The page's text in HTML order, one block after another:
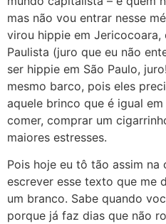
mas não vou entrar nesse
virou hippie em Jericocoara,
Paulista (juro que eu não
ser hippie em São Paulo,
mesmo barco, pois eles
aquele brinco que é igual
comer, comprar um
maiores estresses.
Pois hoje eu tô tão assim
escrever esse texto que me
um branco. Sabe quando
porque já faz dias que não